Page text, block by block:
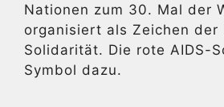
Nationen zum 30. Mal der
organisiert als Zeichen der
Solidarität. Die rote AIDS-
Symbol dazu.